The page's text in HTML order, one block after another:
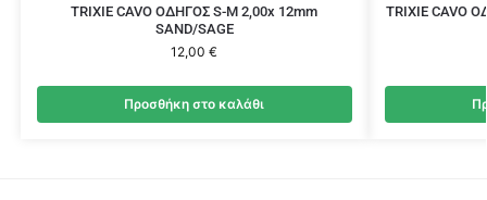
TRIXIE CAVO ΟΔΗΓΟΣ S-M 2,00x 12mm
SAND/SAGE
12,00€
Προσθήκη στο καλάθι
TRIXIE CAVO